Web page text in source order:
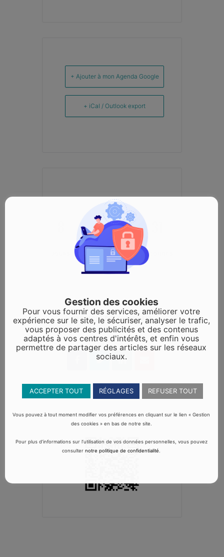
+ Ajouter à mon Agenda Google
+ iCal / Outlook export
14 23
MINUTES SECONDES
PARTAGEZ CET ÉVÉNEMENT
Gestion des cookies
Pour vous fournir des services, améliorer votre
expérience sur le site, le sécuriser, analyser le trafic,
vous proposer des publicités et des contenus
adaptés à vos centres d'intérêts, et enfin vous
permettre de partager des articles sur les réseaux
sociaux.
ACCEPTER TOUT RÉGLAGES REFUSER TOUT
Vous pouvez à tout moment modifier vos préférences en cliquant sur le lien « Gestion
des cookies » en bas de notre site.
Pour plus d’informations sur l’utilisation de vos données personnelles, vous pouvez
consulternotre politique de confidentialité.